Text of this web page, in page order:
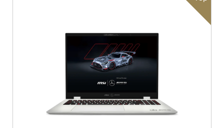
Gaming